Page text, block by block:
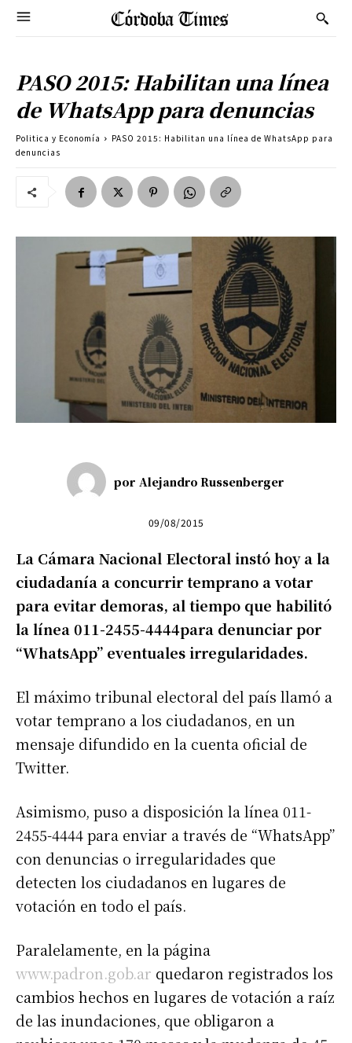
PASO 2015: Habilitan una línea
de WhatsApp para denuncias
Politica y Economía
PASO 2015: Habilitan una línea de WhatsApp para
denuncias
por Alejandro Russenberger
09/08/2015
La Cámara Nacional Electoral instó hoy a la
ciudadanía a concurrir temprano a votar
para evitar demoras, al tiempo que habilitó
la línea 011-2455-4444para denunciar por
“WhatsApp” eventuales irregularidades.
El máximo tribunal electoral del país llamó a
votar temprano a los ciudadanos, en un
mensaje difundido en la cuenta oficial de
Twitter.
Asimismo, puso a disposición la línea 011-
2455-4444 para enviar a través de “WhatsApp”
con denuncias o irregularidades que
detecten los ciudadanos en lugares de
votación en todo el país.
Paralelamente, en la página
www.padron.gob.ar quedaron registrados los
cambios hechos en lugares de votación a raíz
de las inundaciones, que obligaron a